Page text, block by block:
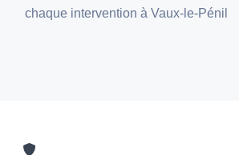
chaque intervention à Vaux-le-Pénil